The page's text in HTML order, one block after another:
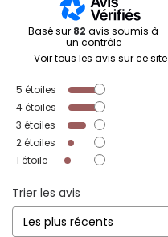
Basé sur 82 avis soumis à
un contrôle
Voir tous les avis sur ce site
5 étoiles
4étoiles
3 étoiles
2étoiles
1 étoile
Trier les avis